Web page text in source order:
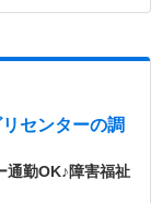
センターの調
通勤OK♪障害福祉